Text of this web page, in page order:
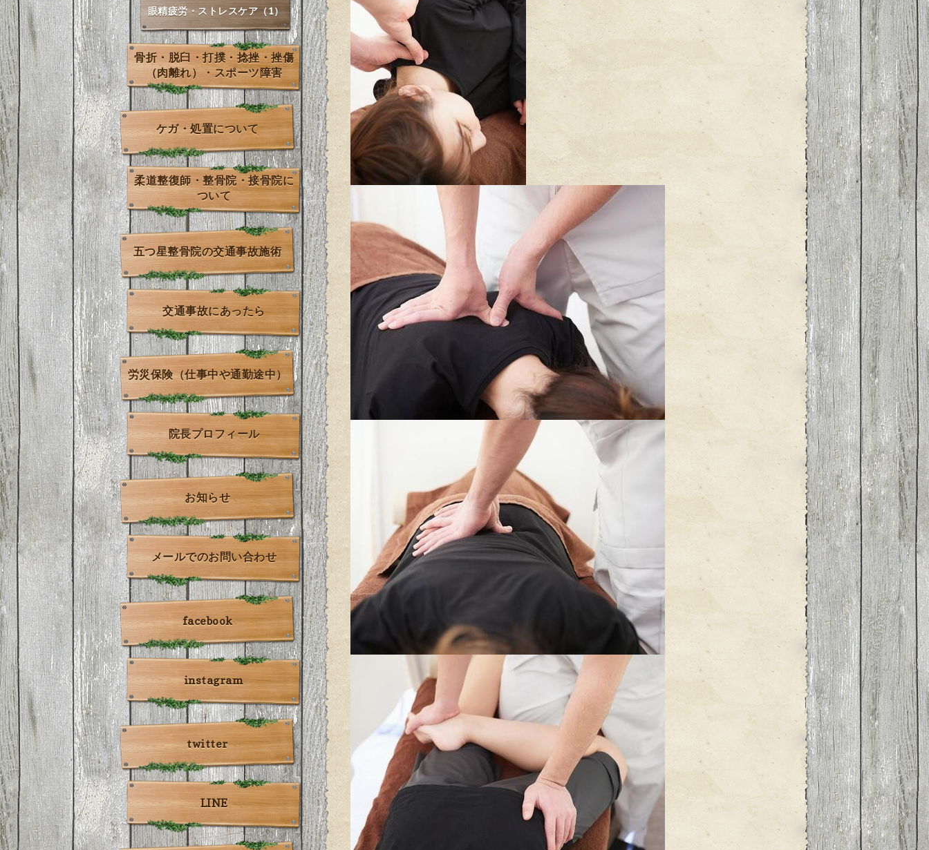
眼精疲労・ストレスケア（1）
骨折・脱臼・打撲・捻挫・挫傷
（肉離れ）・スポーツ障害
ケガ・処置について
柔道整復師・整骨院・接骨院に
ついて
五つ星整骨院の交通事故施術
交通事故にあったら
労災保険（仕事中や通勤途中）
院長プロフィール
お知らせ
メールでのお問い合わせ
facebook
instagram
twitter
LINE